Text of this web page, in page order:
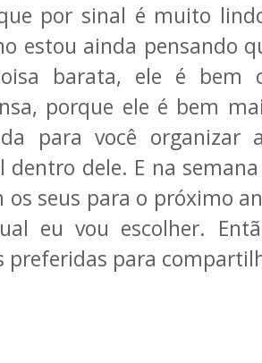
por sinal é muito
estou ainda pensando
barata, ele é
porque ele é bem
para você organizar
dentro dele. E na
os seus para o próximo
eu vou escolher.
preferidas para